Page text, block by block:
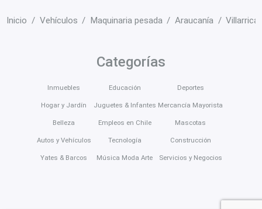
Inicio Vehículos Maquinaria pesada Araucanía Villarrica
Categorías
Inmuebles
Hogar y Jardín
Belleza
Autos y Vehículos
Yates & Barcos
Educación
Juguetes & Infantes
Empleos en Chile
Tecnología
Música Moda Arte
Deportes
Mercancía Mayorista
Mascotas
Construcción
Servicios y Negocios